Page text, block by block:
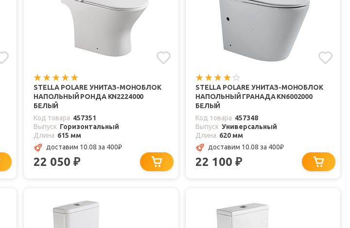
STELLA POLARE УНИТАЗ-МОНОБЛОК
НАПОЛЬНЫЙ РОНДА KN2224000
БЕЛЫЙ
Код товара 457351
Выпуск Горизонтальный
Длина 615 мм
доставим 10.08 за 400₽
22 050 ₽
STELLA POLARE УНИТАЗ-МОНОБЛОК
НАПОЛЬНЫЙ ГРАНАДА KN6002000
БЕЛЫЙ
Код товара 457348
Выпуск Универсальный
Длина 620 мм
доставим 10.08 за 400₽
22 100 ₽